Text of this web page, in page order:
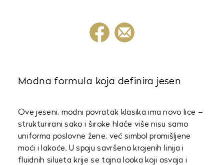
Modna formula koja definira jesen
Ove jeseni, modni povratak klasika ima novo lice –
strukturirani sako i široke hlače više nisu samo
uniforma poslovne žene, već simbol promišljene
moći i lakoće. U spoju savršeno krojenih linija i
fluidnih silueta krije se tajna looka koji osvaja i